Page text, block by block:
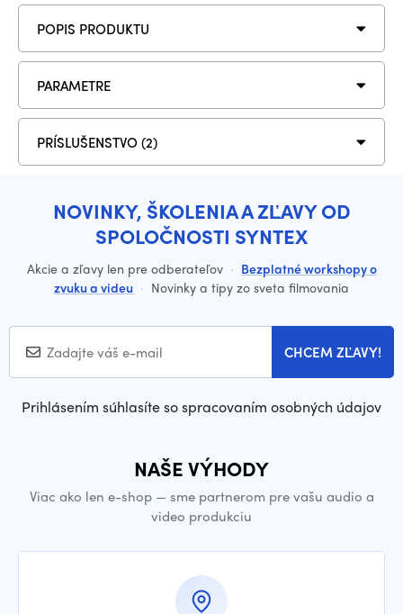
POPIS PRODUKTU
PARAMETRE
PRÍSLUŠENSTVO (2)
NOVINKY, ŠKOLENIA A ZĽAVY OD
SPOLOČNOSTI SYNTEX
Akcie a zľavy len pre odberateľov · Bezplatné workshopy o
zvuku a videu · Novinky a tipy zo sveta filmovania
CHCEM ZĽAVY!
Prihlásením súhlasíte so spracovaním osobných údajov
NAŠE VÝHODY
Viac ako len e-shop — sme partnerom pre vašu audio a
video produkciu